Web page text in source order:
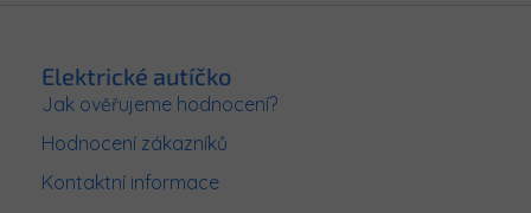
Elektrické autíčko
Jak ověřujeme hodnocení?
Hodnocení zákazníků
Kontaktní informace